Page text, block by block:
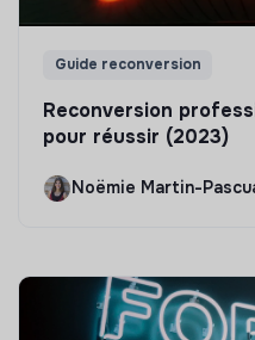
Guide reconversion
Reconversion
pour réussir (2023)
Noëmie Martin-